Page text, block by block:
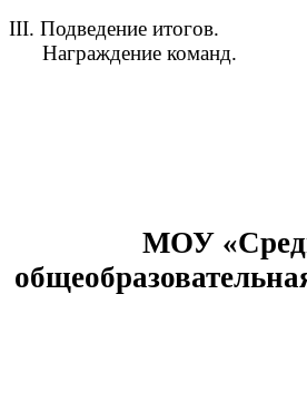
III. Подведение итогов.
Награждение команд.
МОУ